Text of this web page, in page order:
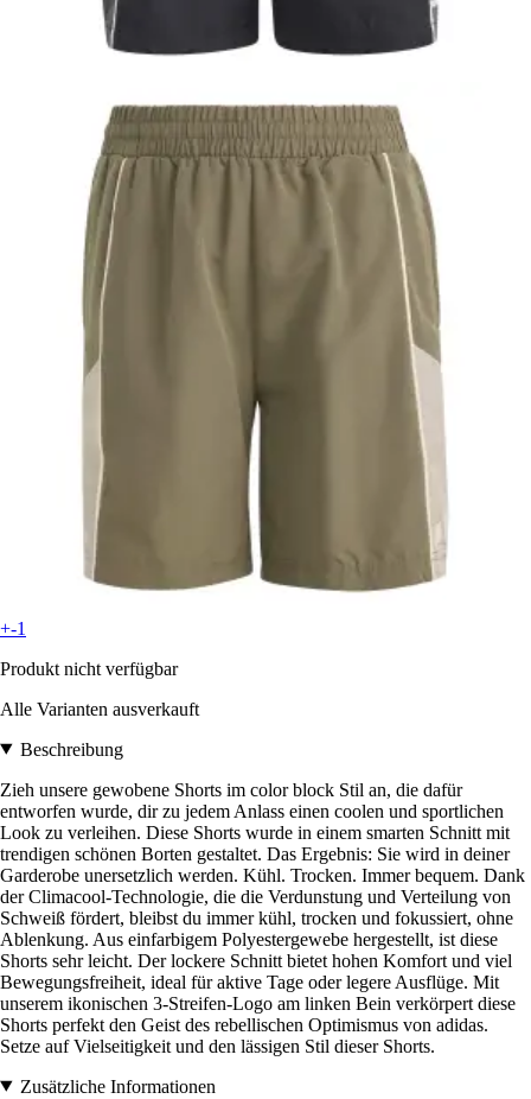
+-1
Produkt nicht verfügbar
Alle Varianten ausverkauft
Beschreibung
Zieh unsere gewobene Shorts im color block Stil an, die dafür
entworfen wurde, dir zu jedem Anlass einen coolen und sportlichen
Look zu verleihen. Diese Shorts wurde in einem smarten Schnitt mit
trendigen schönen Borten gestaltet. Das Ergebnis: Sie wird in deiner
Garderobe unersetzlich werden. Kühl. Trocken. Immer bequem. Dank
der Climacool-Technologie, die die Verdunstung und Verteilung von
Schweiß fördert, bleibst du immer kühl, trocken und fokussiert, ohne
Ablenkung. Aus einfarbigem Polyestergewebe hergestellt, ist diese
Shorts sehr leicht. Der lockere Schnitt bietet hohen Komfort und viel
Bewegungsfreiheit, ideal für aktive Tage oder legere Ausflüge. Mit
unserem ikonischen 3-Streifen-Logo am linken Bein verkörpert diese
Shorts perfekt den Geist des rebellischen Optimismus von adidas.
Setze auf Vielseitigkeit und den lässigen Stil dieser Shorts.
Zusätzliche Informationen